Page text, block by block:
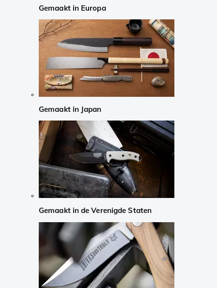
Gemaakt in Europa
Gemaakt in Japan
Gemaakt in de Verenigde Staten